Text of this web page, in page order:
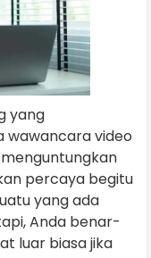
yang
wawancara video
percaya begitu
yang ada
Anda benar-
luar biasa jika